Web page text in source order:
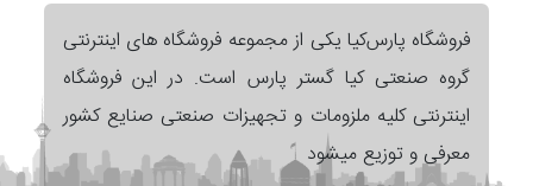
فروشگاه پارس‌کیا یکی از مجموعه فروشگاه های اینترنتی
گروه صنعتی کیا گستر پارس است. در این فروشگاه
اینترنتی کلیه ملزومات و تجهیزات صنعتی صنایع کشور
معرفی و توزیع میشود